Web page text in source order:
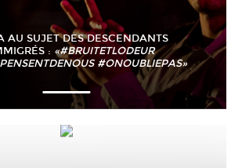
AU SUJET DES DESCENDANTS
: «#BRUITETLODEUR
#ONOUBLIEPAS»